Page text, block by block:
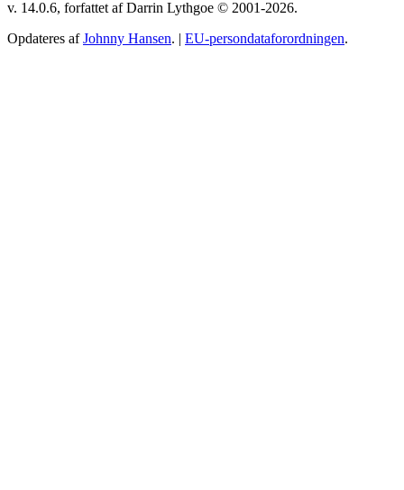
v. 14.0.6, forfattet af Darrin Lythgoe © 2001-2026.
Opdateres afJohnny Hansen. | EU-persondataforordningen.